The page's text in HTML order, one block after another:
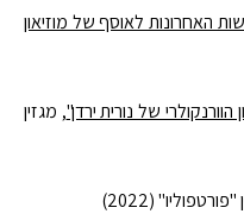
האחרונות לאוסף של מוזיאון
הוורנקולרי של נורית ירדן", מגזין
(2022)